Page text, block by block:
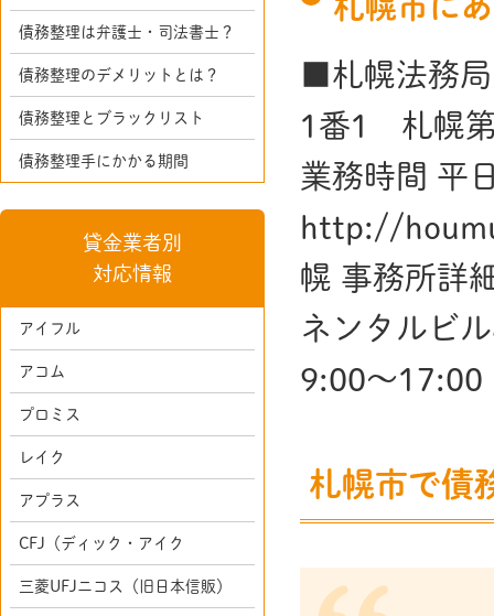
■札幌法務
1番1 札幌第
業務時間 平
http://
幌 事務所詳
ネンタルビ
9:00～
札幌市で債
債務整理は弁護士・司法書士？
債務整理のデメリットとは？
債務整理とブラックリスト
債務整理手にかかる期間
貸金業者別
対応情報
アイフル
アコム
プロミス
レイク
アプラス
CFJ（ディック・アイク
三菱UFJニコス（旧日本信販）